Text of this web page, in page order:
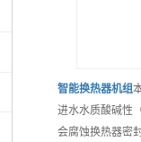
智能换热器机组
进水水质酸碱性
会腐蚀换热器密